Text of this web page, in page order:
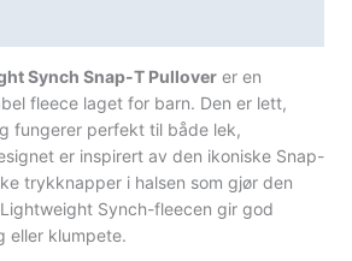
Synch Snap-T Pullover er en
fleece laget for barn. Den er lett,
fungerer perfekt til både lek,
er inspirert av den ikoniske Snap-
trykknapper i halsen som gjør den
Synch-fleecen gir god
eller klumpete.